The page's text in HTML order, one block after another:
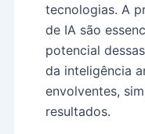
tecnologias. A
de IA são
potencial
da inteligência
envolventes,
resultados.